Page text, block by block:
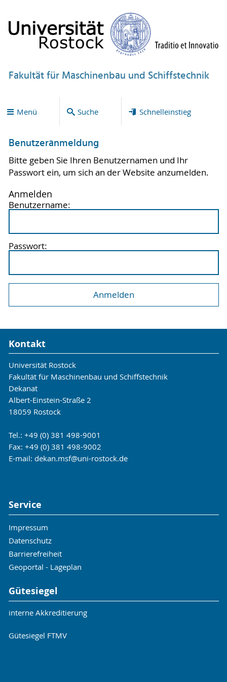
Fakultät für Maschinenbau und Schiffstechnik
Menü Suche Schnelleinstieg
Benutzeranmeldung
Bitte geben Sie Ihren Benutzernamen und Ihr
Passwort ein, um sich an der Website anzumelden.
Anmelden
Benutzername:
Passwort:
Kontakt
Universität Rostock
Fakultät für Maschinenbau und Schiffstechnik
Dekanat
Albert-Einstein-Straße 2
18059 Rostock
Tel.: +49 (0) 381 498-9001
Fax: +49 (0) 381 498-9002
E-mail: dekan.msf@uni-rostock.de
Service
Impressum
Datenschutz
Barrierefreiheit
Geoportal - Lageplan
Gütesiegel
interne Akkreditierung
Gütesiegel FTMV